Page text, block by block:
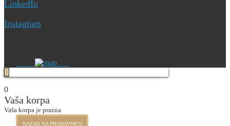
LinkedIn
Instagram
0
0
Vaša korpa
Vaša korpa je prazna
NAZAD NA PRODAVNICU